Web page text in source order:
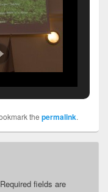
the permalink.
Required fields are